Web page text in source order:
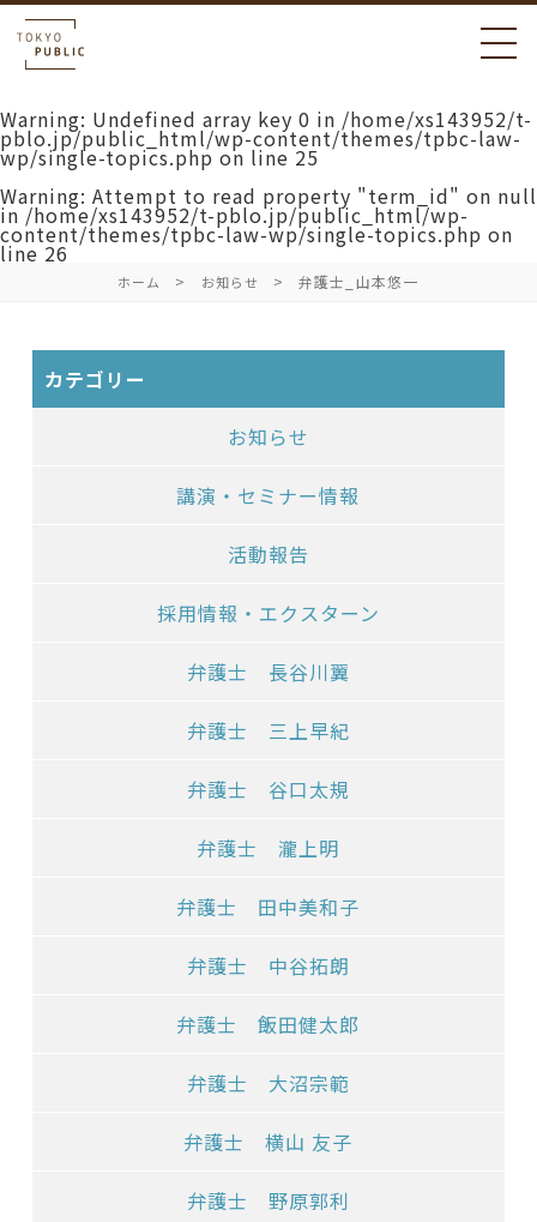
Warning: Undefined array key 0 in /home/xs143952/t-
pblo.jp/public_html/wp-content/themes/tpbc-law-
wp/single-topics.php on line 25
Warning: Attempt to read property "term_id" on null
in /home/xs143952/t-pblo.jp/public_html/wp-
content/themes/tpbc-law-wp/single-topics.php on
line 26
ホーム お知らせ 弁護士_山本悠一
カテゴリー
お知らせ
講演・セミナー情報
活動報告
採用情報・エクスターン
弁護士 長谷川翼
弁護士 三上早紀
弁護士 谷口太規
弁護士 瀧上明
弁護士 田中美和子
弁護士 中谷拓朗
弁護士 飯田健太郎
弁護士 大沼宗範
弁護士 横山 友子
弁護士 野原郭利